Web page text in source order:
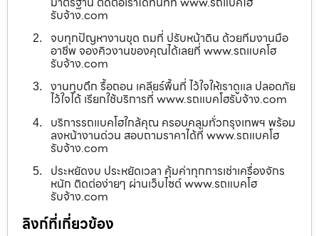
รับจ้าง.com
จบทุกปัญหางานขุด ถมที่ ปรับหน้าดิน ด้วยทีมงานมือ
อาชีพ จองคิวงานของคุณได้เลยที่ www.รถแบคโฮ
รับจ้าง.com
งานทุบตึก รื้อถอน เคลียร์พื้นที่ ไว้ใจให้เราดูแล ปลอดภัย
ไว้ใจได้ เรียกใช้บริการที่ www.รถแบคโฮรับจ้าง.com
บริการรถแบคโฮใกล้คุณ ครอบคลุมทั่วกรุงเทพฯ พร้อม
ลงหน้างานด่วน สอบถามราคาได้ที่ www.รถแบคโฮ
รับจ้าง.com
ประหยัดงบ ประหยัดเวลา คุ้มค่าทุกการเช่าเครื่องจักร
หนัก ติดต่อง่ายๆ ผ่านเว็บไซต์ www.รถแบคโฮ
รับจ้าง.com
ลิงก์ที่เกี่ยวข้อง